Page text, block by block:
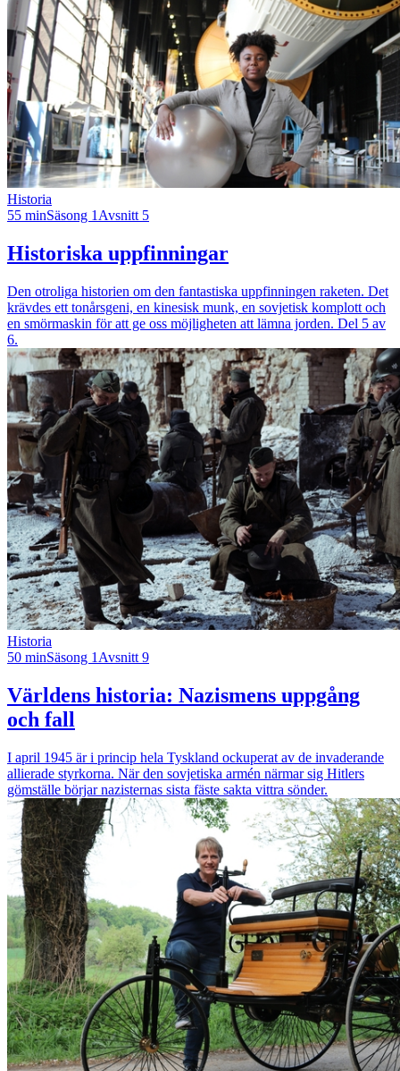
Historia
55 minSäsong 1 Avsnitt 5
Historiska uppfinningar
Den otroliga historien om den fantastiska uppfinningen raketen. Det
krävdes ett tonårsgeni, en kinesisk munk, en sovjetisk komplott och
en smörmaskin för att ge oss möjligheten att lämna jorden. Del 5 av
6.
Historia
50 minSäsong 1 Avsnitt 9
Världens historia: Nazismens uppgång
och fall
I april 1945 är i princip hela Tyskland ockuperat av de invaderande
allierade styrkorna. När den sovjetiska armén närmar sig Hitlers
gömställe börjar nazisternas sista fäste sakta vittra sönder.